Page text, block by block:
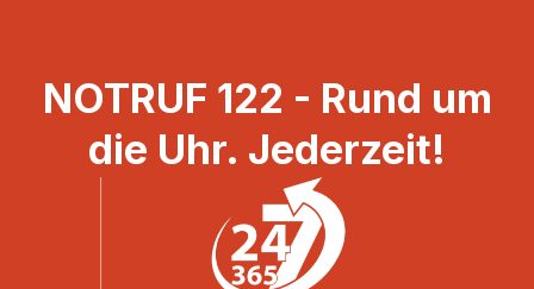
NOTRUF 122 - Rund um
die Uhr. Jederzeit!